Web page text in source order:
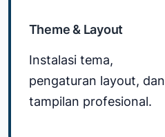
Theme & Layout
Instalasi tema,
pengaturan layout, dan
tampilan profesional.